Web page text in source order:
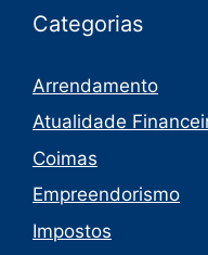
Categorias
Arrendamento
Atualidade
Coimas
Empreendorismo
Impostos